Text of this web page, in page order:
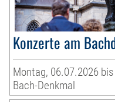
Konzerte am
Montag, 06.07.2026
Bach-Denkmal